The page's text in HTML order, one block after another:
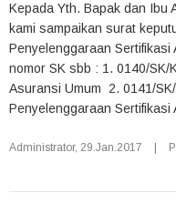
Kepada Yth. Bapak dan Ibu
kami sampaikan surat
Penyelenggaraan Sertifikasi
nomor SK sbb : 1. 0140/SK/
Asuransi Umum 2. 0141/
Penyelenggaraan Sertifikasi
Administrator, 29.Jan.2017